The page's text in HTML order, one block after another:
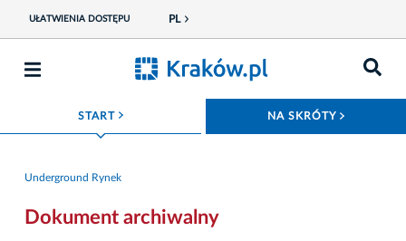
UŁATWIENIA DOSTĘPU PL
START ROZWIŃ MENU NA SKRÓTY
Underground Rynek
Dokument archiwalny